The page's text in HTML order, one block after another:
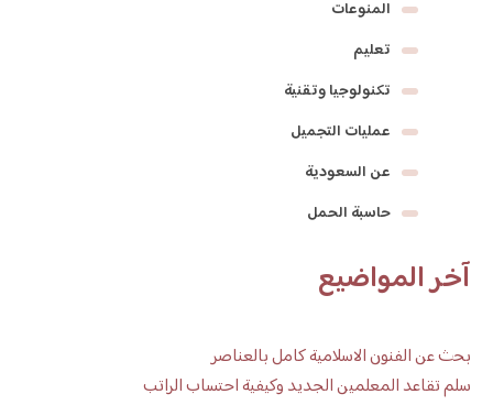
المنوعات
تعليم
تكنولوجيا وتقنية
عمليات التجميل
عن السعودية
حاسبة الحمل
آخر المواضيع
بحث عن الفنون الاسلامية كامل بالعناصر
سلم تقاعد المعلمين الجديد وكيفية احتساب الراتب